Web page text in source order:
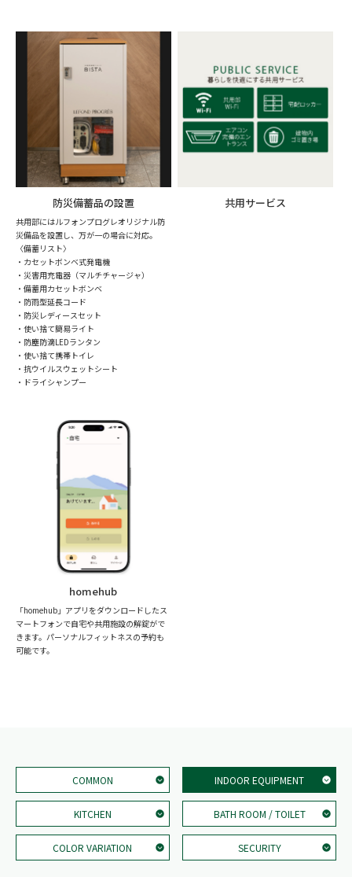
防災備蓄品の設置
共用部にはルフォンプログレオリジナル防
災備品を設置し、万が一の場合に対応。
〈備蓄リスト〉
・カセットボンベ式発電機
・災害用充電器（マルチチャージャ）
・備蓄用カセットボンベ
・防雨型延長コード
・防災レディースセット
・使い捨て簡易ライト
・防塵防滴LEDランタン
・使い捨て携帯トイレ
・抗ウイルスウェットシート
・ドライシャンプー
共用サービス
homehub
「homehub」アプリをダウンロードしたス
マートフォンで自宅や共用施設の解錠がで
きます。パーソナルフィットネスの予約も
可能です。
COMMON INDOOR EQUIPMENT
KITCHEN BATH ROOM / TOILET
COLOR VARIATION SECURITY